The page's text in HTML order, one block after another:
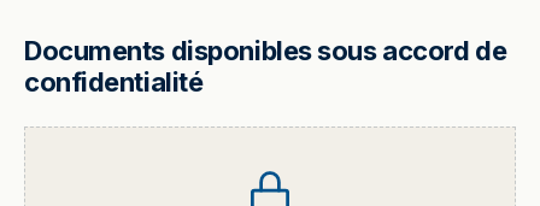
Documents disponibles sous accord de
confidentialité